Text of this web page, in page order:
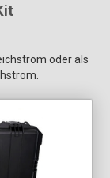
oder als